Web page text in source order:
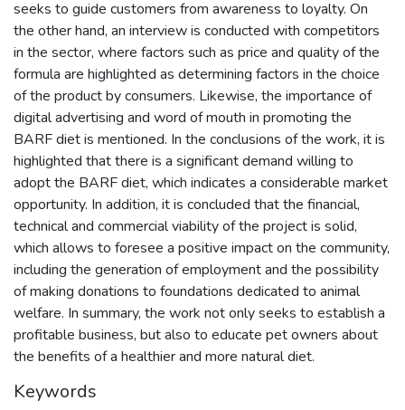
seeks to guide customers from awareness to loyalty. On
the other hand, an interview is conducted with competitors
in the sector, where factors such as price and quality of the
formula are highlighted as determining factors in the choice
of the product by consumers. Likewise, the importance of
digital advertising and word of mouth in promoting the
BARF diet is mentioned. In the conclusions of the work, it is
highlighted that there is a significant demand willing to
adopt the BARF diet, which indicates a considerable market
opportunity. In addition, it is concluded that the financial,
technical and commercial viability of the project is solid,
which allows to foresee a positive impact on the community,
including the generation of employment and the possibility
of making donations to foundations dedicated to animal
welfare. In summary, the work not only seeks to establish a
profitable business, but also to educate pet owners about
the benefits of a healthier and more natural diet.
Keywords